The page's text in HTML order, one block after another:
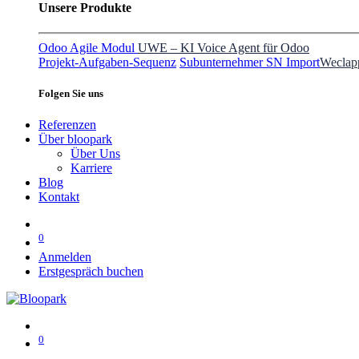
Unsere Produkte
Odoo Agile Modul UWE – KI Voice Agent für Odoo
Projekt-Aufgaben-Sequenz Subunternehmer SN Import
Folgen Sie uns
Referenzen
Über bloopark
Über Uns
Karriere
Blog
Kontakt
0
Anmelden
Erstgespräch buchen
0